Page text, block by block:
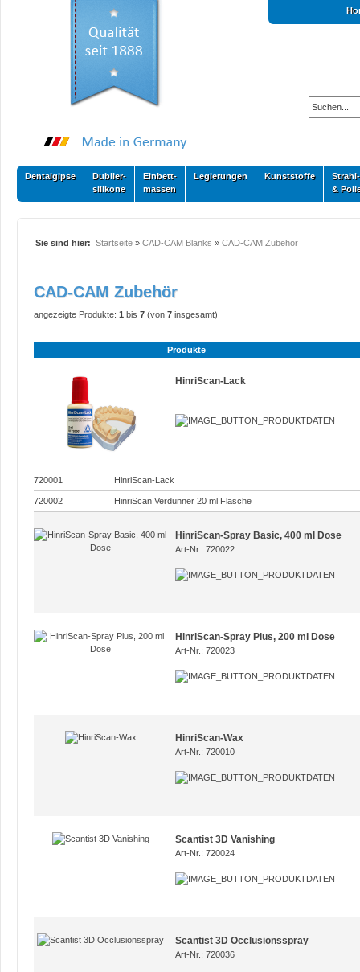
Dentalgipse
Dublier-
silikone
Einbett-
massen
Legierungen Kunststoffe
Strahl-
&
Sie sind hier: Startseite » CAD-CAM Blanks » CAD-CAM Zubehör
CAD-CAM Zubehör
angezeigte Produkte: 1 bis 7 (von 7 insgesamt)
Produkte
HinriScan-Lack
720001 HinriScan-Lack
720002 HinriScan Verdünner 20 ml Flasche
HinriScan-Spray Basic, 400 ml Dose
Art-Nr.: 720022
HinriScan-Spray Plus, 200 ml Dose
Art-Nr.: 720023
HinriScan-Wax
Art-Nr.: 720010
Scantist 3D Vanishing
Art-Nr.: 720024
Scantist 3D Occlusionsspray
Art-Nr.: 720036